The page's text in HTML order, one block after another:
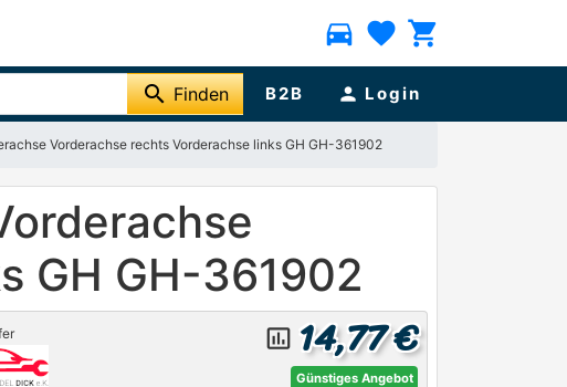
directions_car favorite shopping_cart
search Finden B2B person Login
Vorderachse rechts Vorderachse links GH GH-361902
GH GH-361902
insert_chart_outlined 14,77 €
Günstiges Angebot